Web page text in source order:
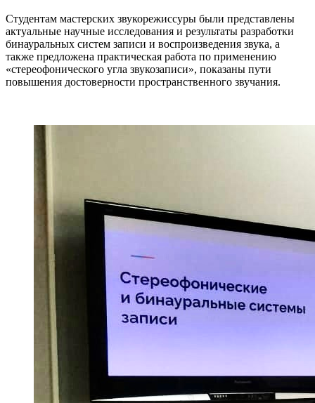
Студентам мастерских звукорежиссуры были представлены
актуальные научные исследования и результаты разработки
бинауральных систем записи и воспроизведения звука, а
также предложена практическая работа по применению
«стереофонического угла звукозаписи», показаны пути
повышения достоверности пространственного звучания.